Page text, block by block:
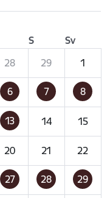
S
Sv
28 29 1
6 7 8
13 14 15
20 21 22
27 28 29